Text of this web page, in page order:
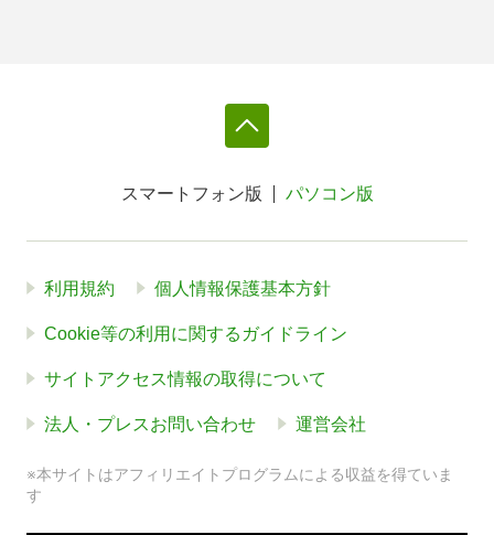
スマートフォン版 パソコン版
利用規約 個人情報保護基本方針
Cookie等の利用に関するガイドライン
サイトアクセス情報の取得について
法人・プレスお問い合わせ 運営会社
※本サイトはアフィリエイトプログラムによる収益を得ていま
す